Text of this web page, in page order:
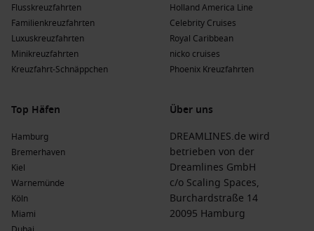
Flusskreuzfahrten
Familienkreuzfahrten
Luxuskreuzfahrten
Minikreuzfahrten
Kreuzfahrt-Schnäppchen
Holland America Line
Celebrity Cruises
Royal Caribbean
nicko cruises
Phoenix Kreuzfahrten
Top Häfen
Hamburg
Bremerhaven
Kiel
Warnemünde
Köln
Miami
Über uns
DREAMLINES.de wird
betrieben von der
Dreamlines GmbH
c/o Scaling Spaces,
Burchardstraße 14
20095 Hamburg